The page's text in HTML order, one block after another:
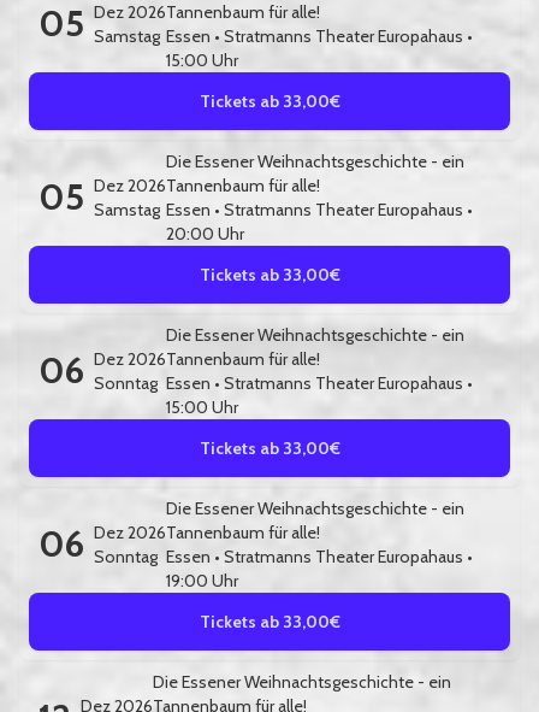
05 Dez 2026
Samstag
Tannenbaum für alle!
Essen • Stratmanns Theater Europahaus •
15:00 Uhr
Tickets ab 33,00€
05 Dez 2026
Samstag
Die Essener Weihnachtsgeschichte - ein
Tannenbaum für alle!
Essen • Stratmanns Theater Europahaus •
20:00 Uhr
Tickets ab 33,00€
06 Dez 2026
Sonntag
Die Essener Weihnachtsgeschichte - ein
Tannenbaum für alle!
Essen • Stratmanns Theater Europahaus •
15:00 Uhr
Tickets ab 33,00€
06 Dez 2026
Sonntag
Die Essener Weihnachtsgeschichte - ein
Tannenbaum für alle!
Essen • Stratmanns Theater Europahaus •
19:00 Uhr
Tickets ab 33,00€
Dez 2026
Die Essener Weihnachtsgeschichte - ein
Tannenbaum für alle!